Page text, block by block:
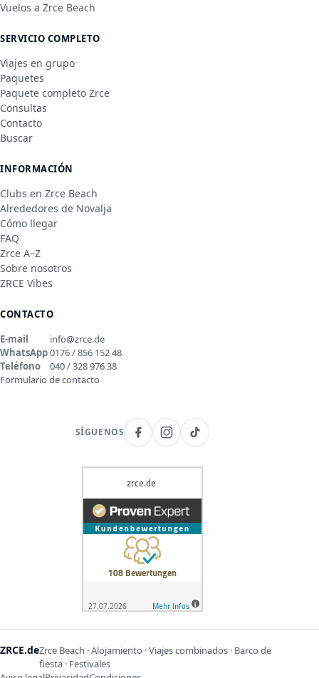
Vuelos a Zrce Beach
SERVICIO COMPLETO
Viajes en grupo
Paquetes
Paquete completo Zrce
Consultas
Contacto
Buscar
INFORMACIÓN
Clubs en Zrce Beach
Alrededores de Novalja
Cómo llegar
FAQ
Zrce A–Z
Sobre nosotros
ZRCE Vibes
CONTACTO
E-mail
info@zrce.de
WhatsApp0176 / 856 152 48
Teléfono
040 / 328 976 38
Formulario de contacto
SÍGUENOS
ZRCE.deZrce Beach · Alojamiento · Viajes combinados · Barco de
fiesta · Festivales